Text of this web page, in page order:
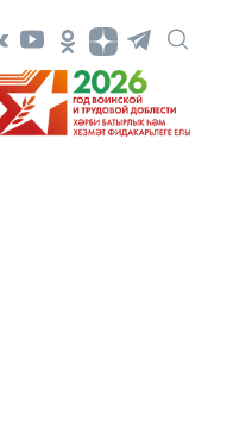
Әкият Әкият